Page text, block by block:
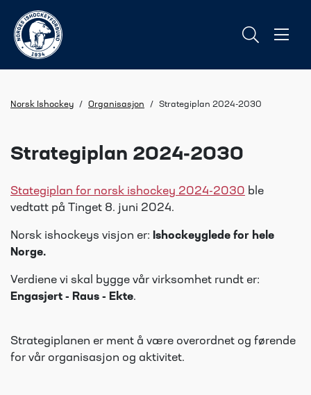
Norsk Ishockey / Organisasjon / Strategiplan 2024-2030
Strategiplan 2024-2030
Stategiplan for norsk ishockey 2024-2030 ble
vedtatt på Tinget 8. juni 2024.
Norsk ishockeys visjon er: Ishockeyglede for hele
Norge.
Verdiene vi skal bygge vår virksomhet rundt er:
Engasjert - Raus - Ekte.
Strategiplanen er ment å være overordnet og førende
for vår organisasjon og aktivitet.